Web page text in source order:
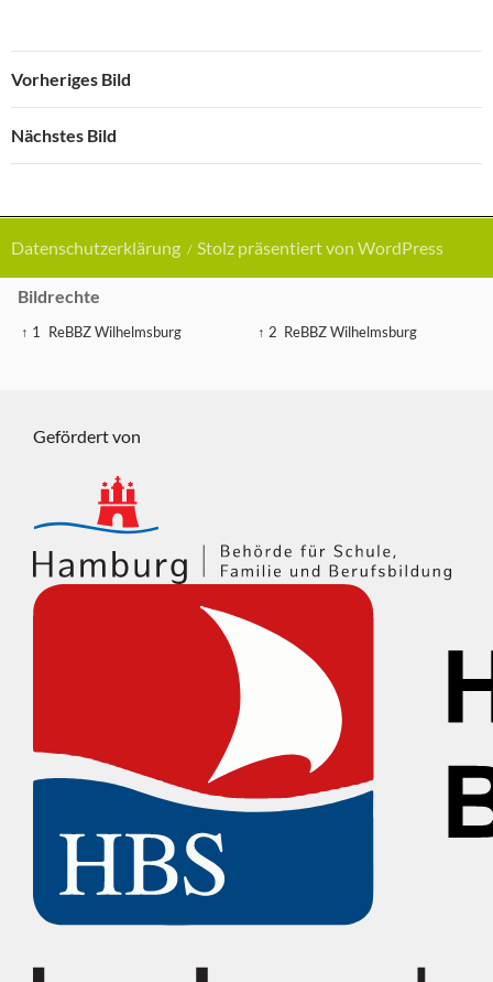
Vorheriges Bild
Nächstes Bild
Datenschutzerklärung Stolz präsentiert von WordPress
Bildrechte
↑ 1 ReBBZ Wilhelmsburg ↑ 2 ReBBZ Wilhelmsburg
Gefördert von